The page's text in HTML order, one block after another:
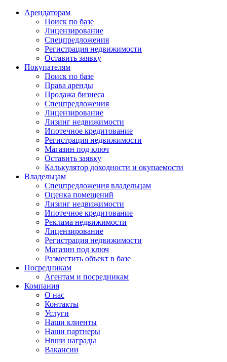
Арендаторам
Поиск по базе
Лицензирование
Спецпредложения
Регистрация недвижимости
Оставить заявку
Покупателям
Поиск по базе
Права аренды
Продажа бизнеса
Спецпредложения
Лицензирование
Лизинг недвижимости
Ипотечное кредитование
Регистрация недвижимости
Магазин под ключ
Оставить заявку
Калькулятор доходности и окупаемости
Владельцам
Спецпредложения владельцам
Оценка помещений
Лизинг недвижимости
Ипотечное кредитование
Реклама недвижимости
Лицензирование
Регистрация недвижимости
Магазин под ключ
Разместить объект в базе
Посредникам
Агентам и посредникам
Компания
О нас
Контакты
Услуги
Наши клиенты
Наши партнеры
Нвши награды
Вакансии